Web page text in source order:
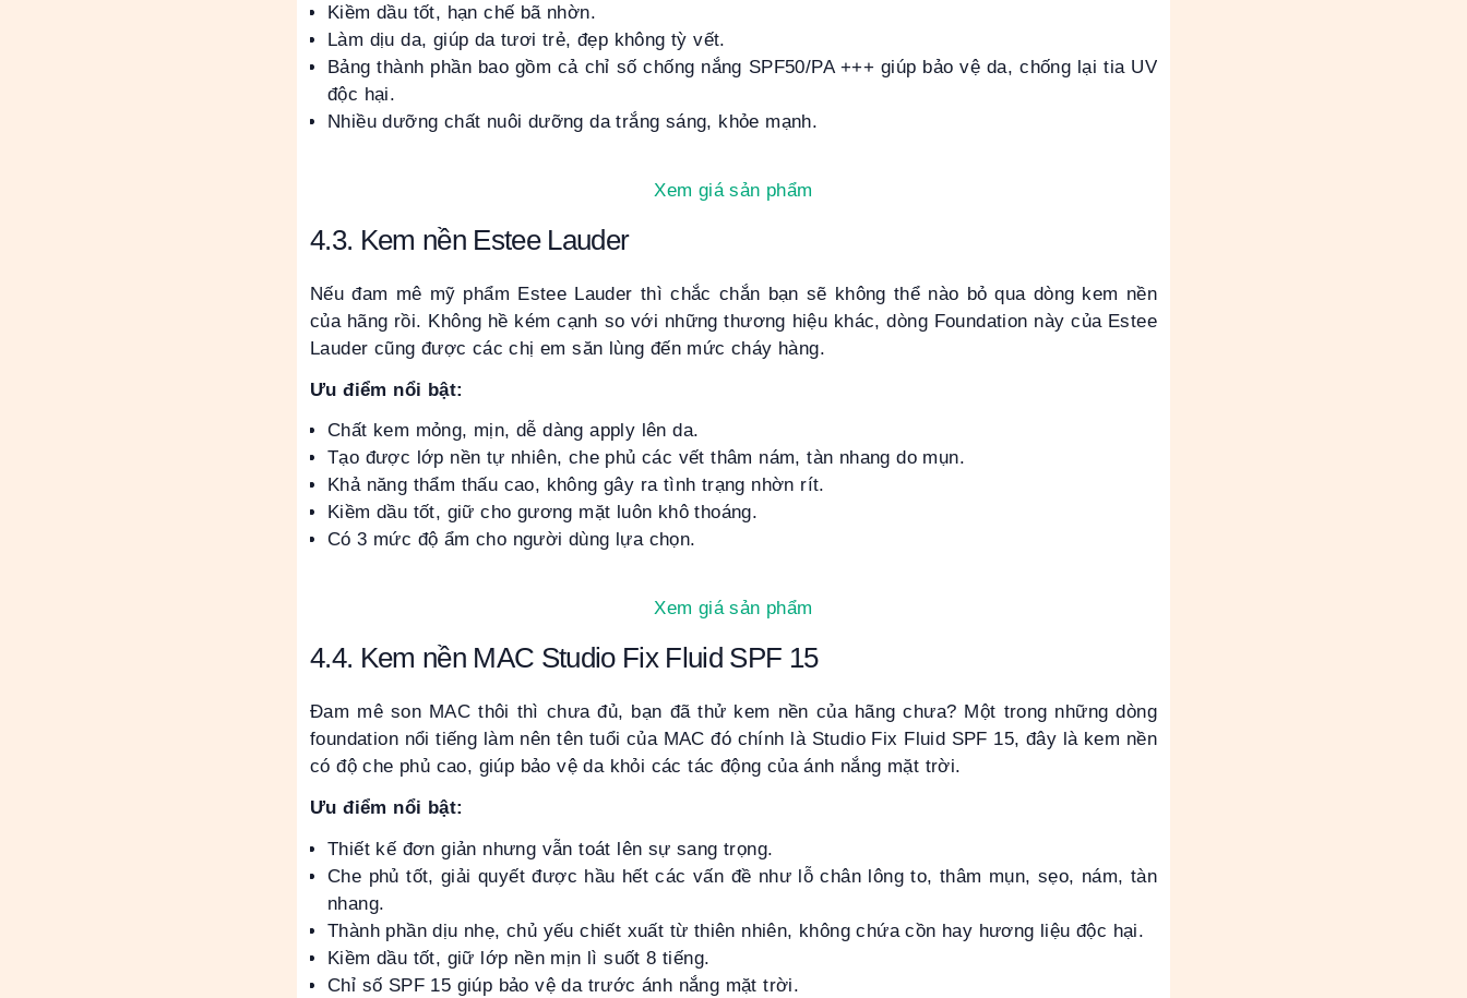
Kiềm dầu tốt, hạn chế bã nhờn.
Làm dịu da, giúp da tươi trẻ, đẹp không tỳ vết.
Bảng thành phần bao gồm cả chỉ số chống nắng SPF50/PA +++ giúp bảo vệ da, chống lại tia UV
độc hại.
Nhiều dưỡng chất nuôi dưỡng da trắng sáng, khỏe mạnh.
Xem giá sản phẩm
4.3. Kem nền Estee Lauder
Nếu đam mê mỹ phẩm Estee Lauder thì chắc chắn bạn sẽ không thể nào bỏ qua dòng kem nền
của hãng rồi. Không hề kém cạnh so với những thương hiệu khác, dòng Foundation này của Estee
Lauder cũng được các chị em săn lùng đến mức cháy hàng.
Ưu điểm nổi bật:
Chất kem mỏng, mịn, dễ dàng apply lên da.
Tạo được lớp nền tự nhiên, che phủ các vết thâm nám, tàn nhang do mụn.
Khả năng thẩm thấu cao, không gây ra tình trạng nhờn rít.
Kiềm dầu tốt, giữ cho gương mặt luôn khô thoáng.
Có 3 mức độ ẩm cho người dùng lựa chọn.
Xem giá sản phẩm
4.4. Kem nền MAC Studio Fix Fluid SPF 15
Đam mê son MAC thôi thì chưa đủ, bạn đã thử kem nền của hãng chưa? Một trong những dòng
foundation nổi tiếng làm nên tên tuổi của MAC đó chính là Studio Fix Fluid SPF 15, đây là kem nền
có độ che phủ cao, giúp bảo vệ da khỏi các tác động của ánh nắng mặt trời.
Ưu điểm nổi bật:
Thiết kế đơn giản nhưng vẫn toát lên sự sang trọng.
Che phủ tốt, giải quyết được hầu hết các vấn đề như lỗ chân lông to, thâm mụn, sẹo, nám, tàn
nhang.
Thành phần dịu nhẹ, chủ yếu chiết xuất từ thiên nhiên, không chứa cồn hay hương liệu độc hại.
Kiềm dầu tốt, giữ lớp nền mịn lì suốt 8 tiếng.
Chỉ số SPF 15 giúp bảo vệ da trước ánh nắng mặt trời.